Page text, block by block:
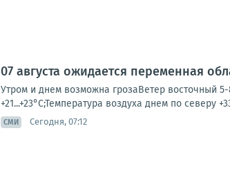
07 августа ожидается переменная
Утром и днем возможна грозаВетер восточный
+21...+23°С;Температура воздуха днем по северу
СМИ Сегодня, 07:12